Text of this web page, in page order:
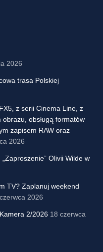
2026
trasa Polskiej
z serii Cinema Line, z
obsługą formatów
zapisem RAW oraz
2026
Olivii Wilde w
TV? Zaplanuj weekend
2026
2/2026 18 czerwca